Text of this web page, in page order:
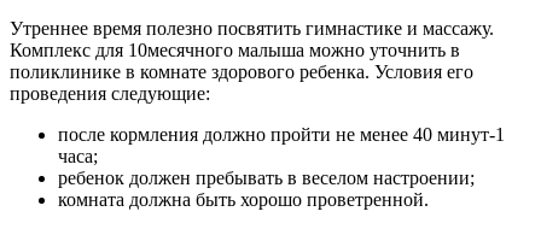
Утреннее время полезно посвятить гимнастике и массажу.
Комплекс для 10месячного малыша можно уточнить в
поликлинике в комнате здорового ребенка. Условия его
проведения следующие:
после кормления должно пройти не менее 40 минут-1
часа;
ребенок должен пребывать в веселом настроении;
комната должна быть хорошо проветренной.